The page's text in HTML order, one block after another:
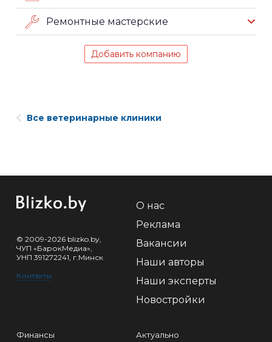
Ремонтные мастерские
Добавить компанию
Все ветеринарные клиники
© 2009-2026 blizko.by,
ЧУП «БарокМедиа»,
УНП 391272241, г.Минск
Контакты
О нас
Реклама
Вакансии
Наши авторы
Наши эксперты
Новостройки
Финансы Актуально